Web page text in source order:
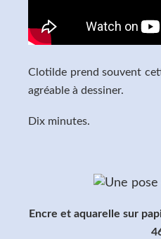
Clotilde prend souvent
agréable à dessiner.
Dix minutes.
Encre et aquarelle sur